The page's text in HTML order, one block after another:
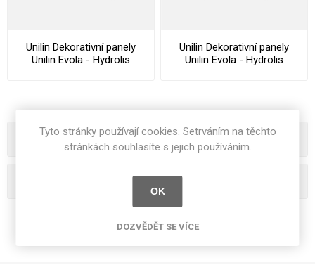
Unilin Dekorativní panely
Unilin Evola - Hydrolis
Unilin Dekorativní panely
Unilin Evola - Hydrolis
Kategorie
Tyto stránky používají cookies. Setrváním na těchto
stránkách souhlasíte s jejich používáním.
OK
DOZVĚDĚT SE VÍCE